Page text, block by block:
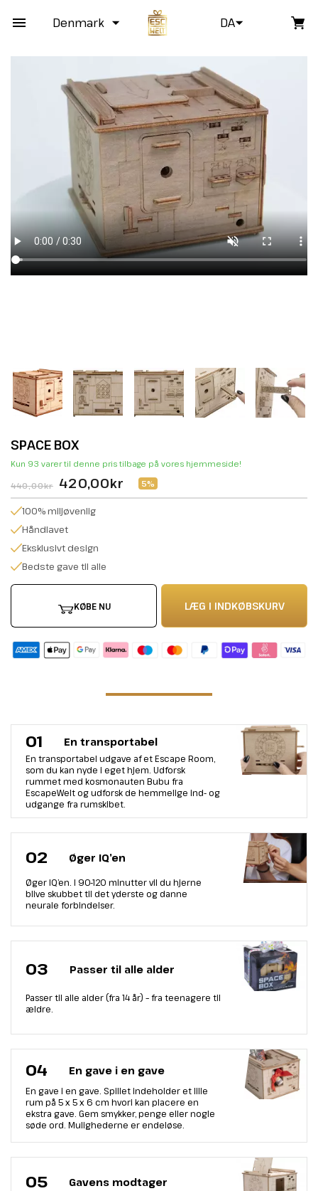
Denmark DA
SPACE BOX
Kun 93 varer til denne pris tilbage på vores hjemmeside!
440,00kr 420,00kr 5%
100% miljøvenlig
Håndlavet
Eksklusivt design
Bedste gave til alle
KØBE NU LÆG I INDKØBSKURV
01 En transportabel
En transportabel udgave af et Escape Room,
som du kan nyde i eget hjem. Udforsk
rummet med kosmonauten Bubu fra
EscapeWelt og udforsk de hemmelige ind- og
udgange fra rumskibet.
02 Øger IQ’en
Øger IQ’en. I 90-120 minutter vil du hjerne
blive skubbet til det yderste og danne
neurale forbindelser.
03 Passer til alle alder
Passer til alle alder (fra 14 år) – fra teenagere til
ældre.
04 En gave i en gave
En gave i en gave. Spillet indeholder et lille
rum på 5 x 5 x 6 cm hvori kan placere en
ekstra gave. Gem smykker, penge eller nogle
søde ord. Mulighederne er endeløse.
05 Gavens modtager